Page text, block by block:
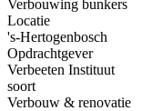
Verbouwing bunkers
Locatie
's-Hertogenbosch
Opdrachtgever
Verbeeten Instituut
soort
Verbouw & renovatie